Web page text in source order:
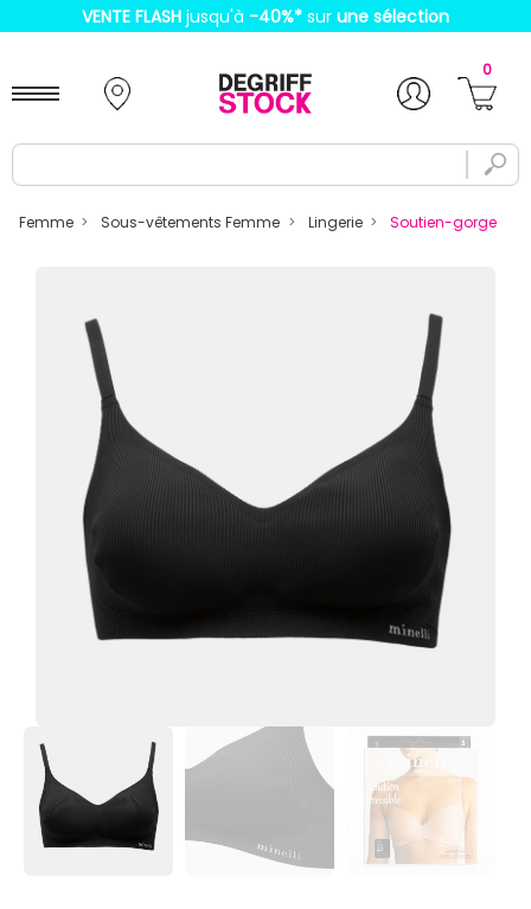
VENTE FLASH jusqu'à -40%* sur une sélection
0
Femme Sous-vêtements Femme Lingerie Soutien-gorge